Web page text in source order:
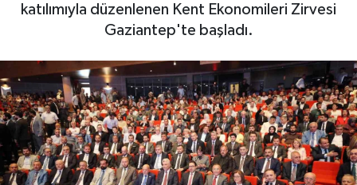
katılımıyla düzenlenen Kent Ekonomileri Zirvesi
Gaziantep'te başladı.
Magazin
Gayrimenkul
Spor
Eğitim